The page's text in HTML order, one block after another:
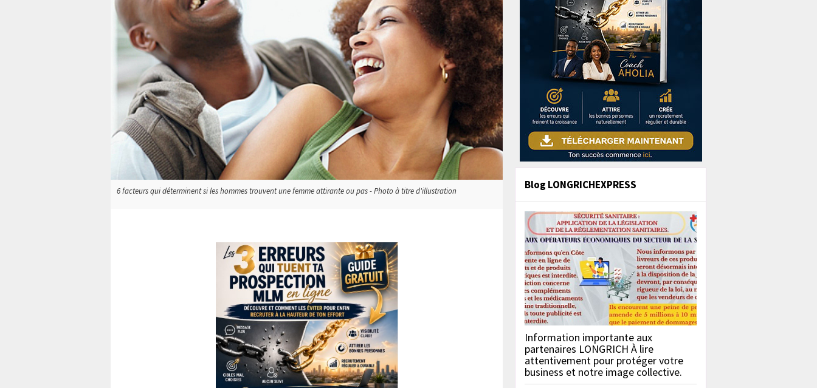
6 facteurs qui déterminent si les hommes trouvent une femme attirante ou pas - Photo à titre d'illustration Blog LONGRICHEXPRESS
Information importante aux
partenaires LONGRICH À lire
attentivement pour protéger votre
business et notre image collective.